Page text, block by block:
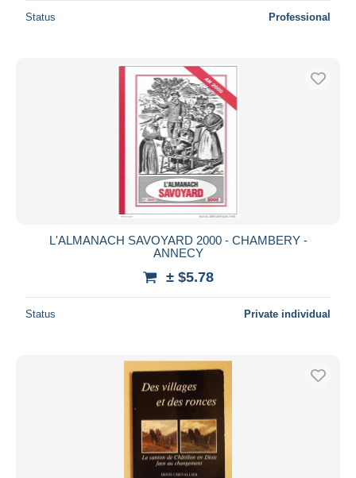
Status Professional
L'ALMANACH SAVOYARD 2000 - CHAMBERY -
ANNECY
± $5.78
Status Private individual